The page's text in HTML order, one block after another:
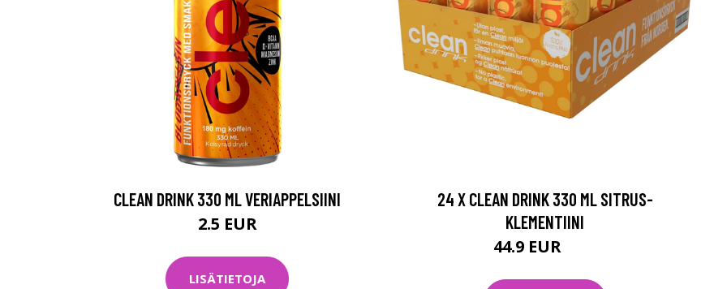
CLEAN DRINK 330 ML VERIAPPELSIINI
2.5 EUR
LISÄTIETOJA
24 X CLEAN DRINK 330 ML SITRUS-
KLEMENTIINI
44.9 EUR